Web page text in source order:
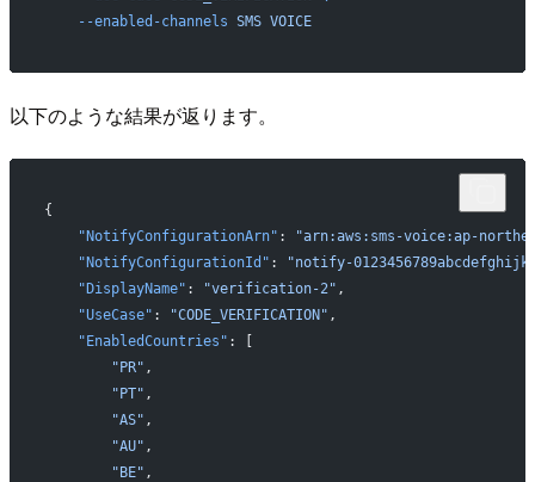
    --enabled-channels
SMS VOICE
以下のような結果が返ります。
{
    "NotifyConfigurationArn"
:
"arn:aws:sms-voice:ap-
    "NotifyConfigurationId"
:
"notify-
    "DisplayName"
: "verification-2" ,
    "UseCase"
: "CODE_VERIFICATION" ,
    "EnabledCountries"
: [
        "PR"
,
        "PT"
,
        "AS"
,
        "AU"
,
        "BE"
,